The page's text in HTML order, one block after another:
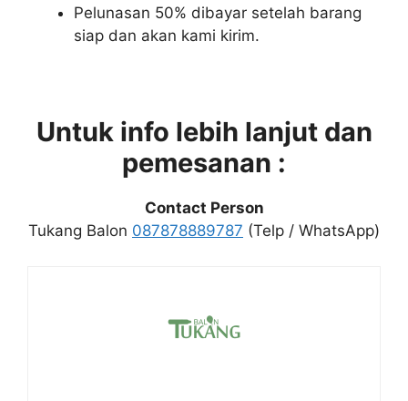
Pelunasan 50% dibayar setelah barang
siap dan akan kami kirim.
Untuk info lebih lanjut dan
pemesanan :
Contact Person
Tukang Balon 087878889787 (Telp / WhatsApp)